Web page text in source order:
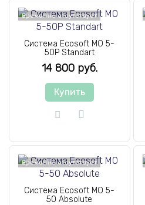
Временно отсутствует
Система Ecosoft MO 5-
50P Standart
14 800 руб.
Купить
Временно отсутствует
Система Ecosoft MO 5-
50 Absolute